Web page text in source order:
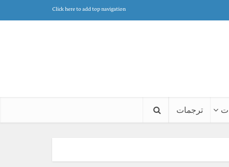
Click here to add top navigation
ترجمات